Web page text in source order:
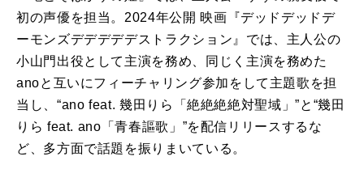
初の声優を担当。 2024年公開 映画『デッドデッドデ
ーモンズデデデデデストラクション』では、主人公の
小山門出役として主演を務め、同じく主演を務めた
anoと互いにフィーチャリング参加をして主題歌を担
当し、“ano feat. 幾田りら 「絶絶絶絶対聖域」”と“幾田
りら feat. ano 「青春謳歌」”を配信リリースするな
ど、多方面で話題を振りまいている。